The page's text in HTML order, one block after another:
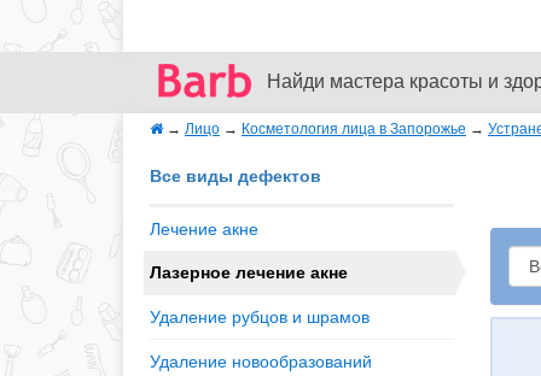
Найди мастера красоты и
→ Лицо → Косметология лица в Запорожье →
Все виды дефектов
Лечение акне
Лазерное лечение акне
Удаление рубцов и шрамов
Удаление новообразований